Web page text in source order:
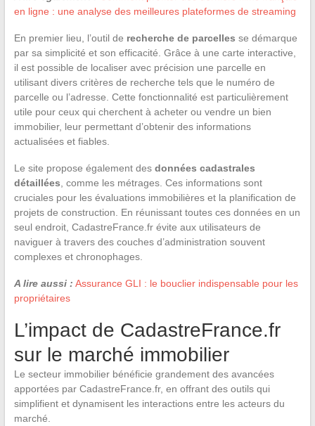
en ligne : une analyse des meilleures plateformes de streaming
En premier lieu, l’outil de recherche de parcelles se démarque
par sa simplicité et son efficacité. Grâce à une carte interactive,
il est possible de localiser avec précision une parcelle en
utilisant divers critères de recherche tels que le numéro de
parcelle ou l’adresse. Cette fonctionnalité est particulièrement
utile pour ceux qui cherchent à acheter ou vendre un bien
immobilier, leur permettant d’obtenir des informations
actualisées et fiables.
Le site propose également des données cadastrales
détaillées , comme les métrages. Ces informations sont
cruciales pour les évaluations immobilières et la planification de
projets de construction. En réunissant toutes ces données en un
seul endroit, CadastreFrance.fr évite aux utilisateurs de
naviguer à travers des couches d’administration souvent
complexes et chronophages.
A lire aussi : Assurance GLI : le bouclier indispensable pour les
propriétaires
L’impact de CadastreFrance.fr
sur le marché immobilier
Le secteur immobilier bénéficie grandement des avancées
apportées par CadastreFrance.fr, en offrant des outils qui
simplifient et dynamisent les interactions entre les acteurs du
marché.